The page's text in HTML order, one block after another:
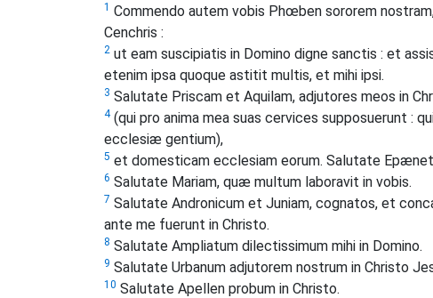
1 Commendo autem vobis Phœben sororem
Cenchris :
2 ut eam suscipiatis in Domino digne sanctis : et
etenim ipsa quoque astitit multis, et mihi ipsi.
3 Salutate Priscam et Aquilam, adjutores meos in
4(qui pro anima mea suas cervices supposuerunt :
ecclesiæ gentium),
5 et domesticam ecclesiam eorum. Salutate
6 Salutate Mariam, quæ multum laboravit in vobis.
7 Salutate Andronicum et Juniam, cognatos, et
ante me fuerunt in Christo.
8 Salutate Ampliatum dilectissimum mihi in Domino.
9 Salutate Urbanum adjutorem nostrum in Christo
10 Salutate Apellen probum in Christo.